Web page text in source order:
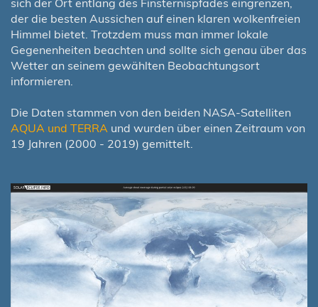
der die besten Aussichen auf einen klaren wolkenfreien
Himmel bietet. Trotzdem muss man immer lokale
Gegenenheiten beachten und sollte sich genau über das
Wetter an seinem gewählten Beobachtungsort
informieren.
Die Daten stammen von den beiden NASA-Satelliten
AQUA und TERRA und wurden über einen Zeitraum von
19 Jahren (2000 - 2019) gemittelt.